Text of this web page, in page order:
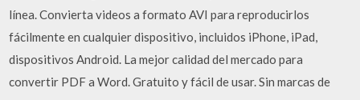
línea. Convierta videos a formato AVI para reproducirlos
fácilmente en cualquier dispositivo, incluidos iPhone, iPad,
dispositivos Android. La mejor calidad del mercado para
convertir PDF a Word. Gratuito y fácil de usar. Sin marcas de